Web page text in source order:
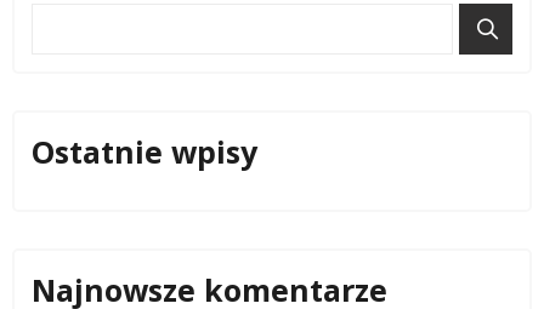
Ostatnie wpisy
Najnowsze komentarze